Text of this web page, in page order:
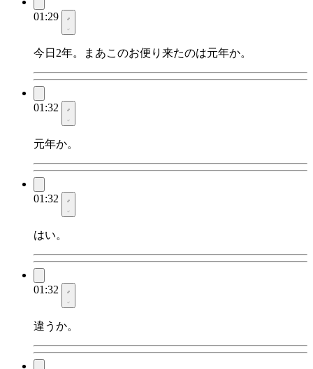
01:29
今日2年。まあこのお便り来たのは元年か。
01:32
元年か。
01:32
はい。
01:32
違うか。